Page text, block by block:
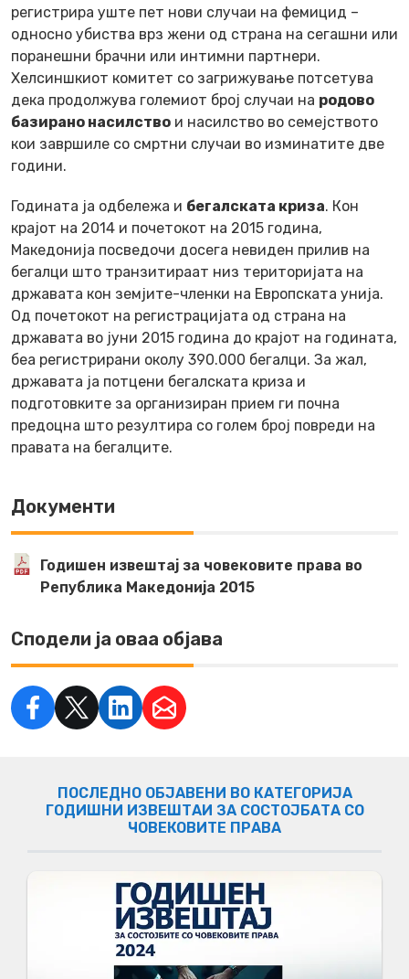
регистрира уште пет нови случаи на фемицид –
односно убиства врз жени од страна на сегашни или
поранешни брачни или интимни партнери.
Хелсиншкиот комитет со загрижување потсетува
дека продолжува големиот број случаи на родово
базирано насилство и насилство во семејството
кои завршиле со смртни случаи во изминатите две
години.
Годината ја одбележа и бегалската криза. Кон
крајот на 2014 и почетокот на 2015 година,
Македонија посведочи досега невиден прилив на
бегалци што транзитираат низ територијата на
државата кон земјите-членки на Европската унија.
Од почетокот на регистрацијата од страна на
државата во јуни 2015 година до крајот на годината,
беа регистрирани околу 390.000 бегалци. За жал,
државата ја потцени бегалската криза и
подготовките за организиран прием ги почна
предоцна што резултира со голем број повреди на
правата на бегалците.
Документи
Годишен извештај за човековите права во
Република Македонија 2015
Сподели ја оваа објава
ПОСЛЕДНО ОБЈАВЕНИ ВО КАТЕГОРИЈА
ГОДИШНИ ИЗВЕШТАИ ЗА СОСТОЈБАТА СО
ЧОВЕКОВИТЕ ПРАВА